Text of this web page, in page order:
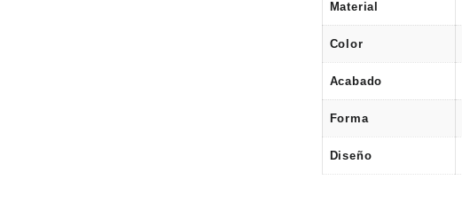
Material
Color
Acabado
Forma
Diseño